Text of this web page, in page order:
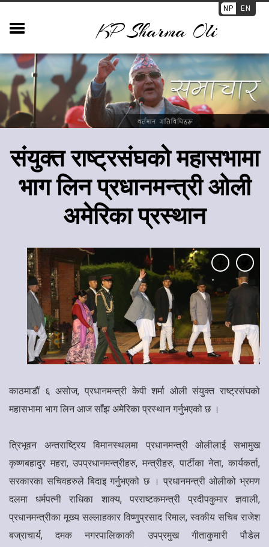
NP EN
KP Sharma Oli
​संयुक्त राष्ट्रसंघको महासभामा
भाग लिन प्रधानमन्त्री ओली
अमेरिका प्रस्थान
काठमाडौं ६ असोज, प्रधानमन्त्री केपी शर्मा ओली संयुक्त राष्ट्रसंघको
महासभामा भाग लिन आज साँझ अमेरिका प्रस्थान गर्नुभएको छ ।
त्रिभूवन अन्तराष्ट्रिय विमानस्थलमा प्रधानमन्त्री ओलीलाई सभामुख
कृष्णबहादुर महरा, उपप्रधानमन्त्रीहरु, मन्त्रीहरु, पार्टीका नेता, कार्यकर्ता,
सरकारका सचिवहरुले बिदाइ गर्नुभएको छ । प्रधानमन्त्री ओलीको भ्रमण
दलमा धर्मपत्नी राधिका शाक्य, परराष्टकमन्त्री प्रदीपकुमार ज्ञवाली,
प्रधानमन्त्रीका मूख्य सल्लाहकार विष्णुप्रसाद रिमाल, स्वकीय सचिब राजेश
बज्राचार्य, दमक नगरपालिकाकी उपप्रमुख गीताकुमारी पौडेल